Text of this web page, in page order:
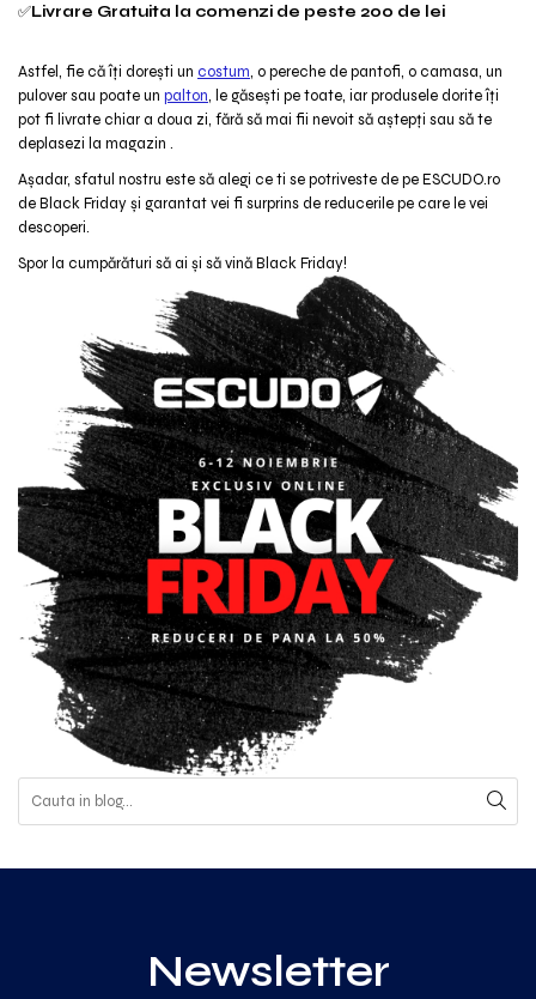
✅Livrare Gratuita la comenzi de peste 200 de lei
Astfel, fie că îți dorești un costum, o pereche de pantofi, o camasa, un
pulover sau poate un palton, le găsești pe toate, iar produsele dorite îți
pot fi livrate chiar a doua zi, fără să mai fii nevoit să aștepți sau să te
deplasezi la magazin .
Așadar, sfatul nostru este să alegi ce ti se potriveste de pe ESCUDO.ro
de Black Friday și garantat vei fi surprins de reducerile pe care le vei
descoperi.
Spor la cumpărături să ai și să vină Black Friday!
Newsletter